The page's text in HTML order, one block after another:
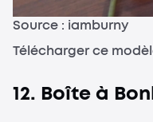
Source : iamburny
Télécharger ce
12. Boîte à